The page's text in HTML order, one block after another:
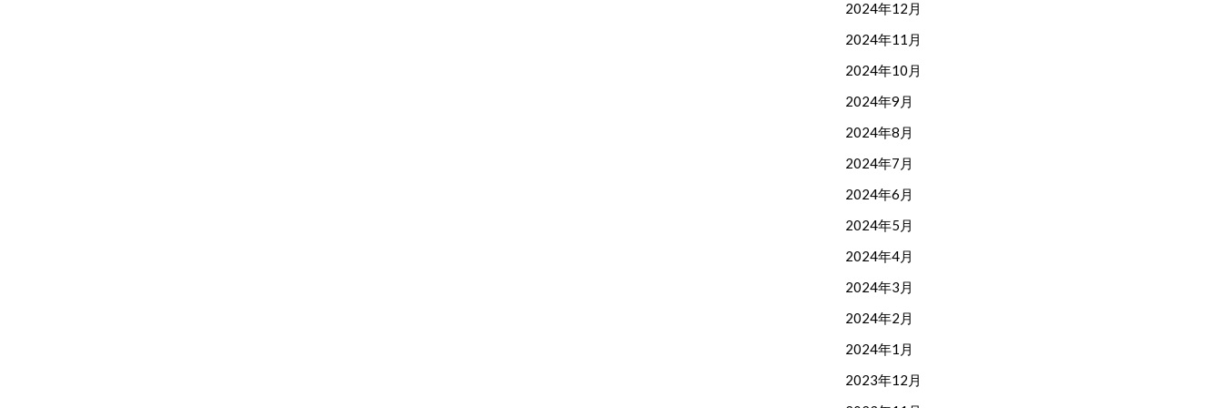
2024年12月
2024年11月
2024年10月
2024年9月
2024年8月
2024年7月
2024年6月
2024年5月
2024年4月
2024年3月
2024年2月
2024年1月
2023年12月